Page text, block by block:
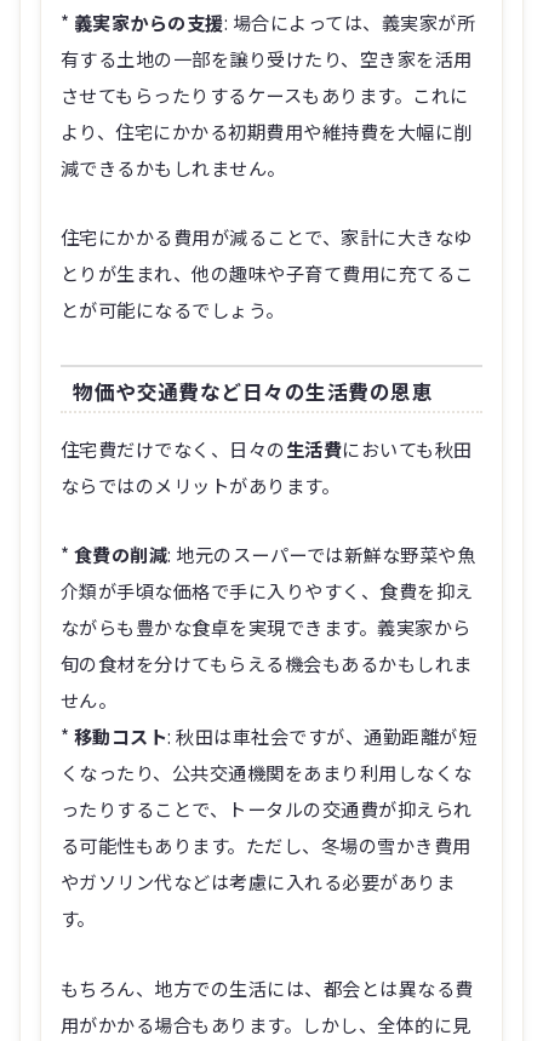
* 義実家からの支援: 場合によっては、義実家が所
有する土地の一部を譲り受けたり、空き家を活用
させてもらったりするケースもあります。これに
より、住宅にかかる初期費用や維持費を大幅に削
減できるかもしれません。
住宅にかかる費用が減ることで、家計に大きなゆ
とりが生まれ、他の趣味や子育て費用に充てるこ
とが可能になるでしょう。
物価や交通費など日々の生活費の恩恵
住宅費だけでなく、日々の生活費においても秋田
ならではのメリットがあります。
* 食費の削減: 地元のスーパーでは新鮮な野菜や魚
介類が手頃な価格で手に入りやすく、食費を抑え
ながらも豊かな食卓を実現できます。義実家から
旬の食材を分けてもらえる機会もあるかもしれま
せん。
* 移動コスト: 秋田は車社会ですが、通勤距離が短
くなったり、公共交通機関をあまり利用しなくな
ったりすることで、トータルの交通費が抑えられ
る可能性もあります。ただし、冬場の雪かき費用
やガソリン代などは考慮に入れる必要がありま
す。
もちろん、地方での生活には、都会とは異なる費
用がかかる場合もあります。しかし、全体的に見